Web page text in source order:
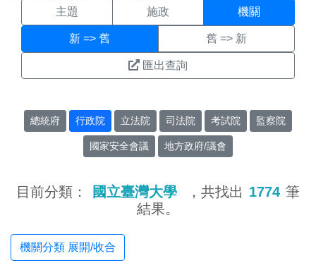
主題 施政 機關
新 => 舊 舊 => 新
匯出查詢
總統府 行政院 立法院 司法院 考試院 監察院
國家安全會議 地方政府/議會
目前分類： 國立臺灣大學 ，共找出 1774 筆
結果。
機關分類 展開/收合